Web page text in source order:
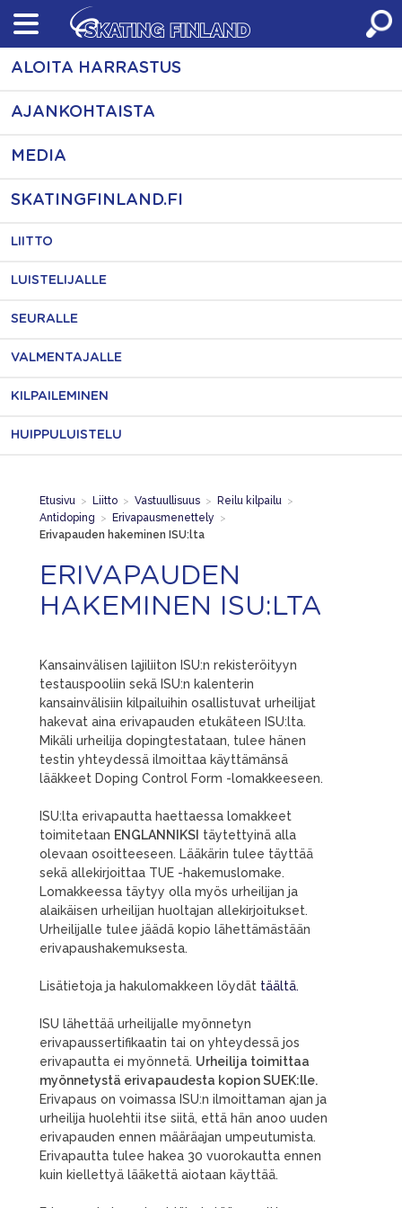
Skip
content
ALOITA HARRASTUS
AJANKOHTAISTA
MEDIA
SKATINGFINLAND.FI
LIITTO
LUISTELIJALLE
SEURALLE
VALMENTAJALLE
KILPAILEMINEN
HUIPPULUISTELU
Etusivu > Liitto > Vastuullisuus > Reilu kilpailu >
Antidoping > Erivapausmenettely >
Erivapauden hakeminen ISU:lta
ERIVAPAUDEN
HAKEMINEN ISU:LTA
Kansainvälisen lajiliiton ISU:n rekisteröityyn
testauspooliin sekä ISU:n kalenterin
kansainvälisiin kilpailuihin osallistuvat urheilijat
hakevat aina erivapauden etukäteen ISU:lta.
Mikäli urheilija dopingtestataan, tulee hänen
testin yhteydessä ilmoittaa käyttämänsä
lääkkeet Doping Control Form -lomakkeeseen.
ISU:lta erivapautta haettaessa lomakkeet
toimitetaan ENGLANNIKSI täytettyinä alla
olevaan osoitteeseen. Lääkärin tulee täyttää
sekä allekirjoittaa TUE -hakemuslomake.
Lomakkeessa täytyy olla myös urheilijan ja
alaikäisen urheilijan huoltajan allekirjoitukset.
Urheilijalle tulee jäädä kopio lähettämästään
erivapaushakemuksesta.
Lisätietoja ja hakulomakkeen löydät täältä.
ISU lähettää urheilijalle myönnetyn
erivapaussertifikaatin tai on yhteydessä jos
erivapautta ei myönnetä. Urheilija toimittaa
myönnetystä erivapaudesta kopion SUEK:lle.
Erivapaus on voimassa ISU:n ilmoittaman ajan ja
urheilija huolehtii itse siitä, että hän anoo uuden
erivapauden ennen määräajan umpeutumista.
Erivapautta tulee hakea 30 vuorokautta ennen
kuin kiellettyä lääkettä aiotaan käyttää.